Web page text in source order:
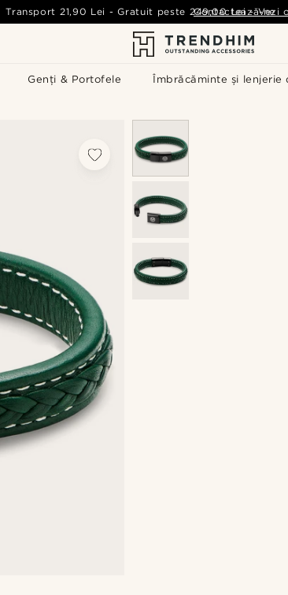
Genți & Portofele Îmbrăcăminte și lenjerie
Transport 21,90 Lei -Gratuit peste 249,00 Lei - Vezi
Contactează-ne